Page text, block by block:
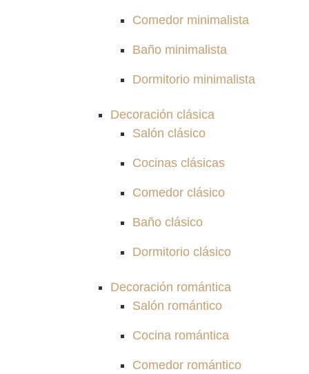
Comedor minimalista
Baño minimalista
Dormitorio minimalista
Decoración clásica
Salón clásico
Cocinas clásicas
Comedor clásico
Baño clásico
Dormitorio clásico
Decoración romántica
Salón romántico
Cocina romántica
Comedor romántico